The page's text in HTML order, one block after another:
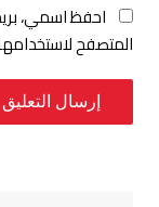
احفظ اسمي،
المتصفح